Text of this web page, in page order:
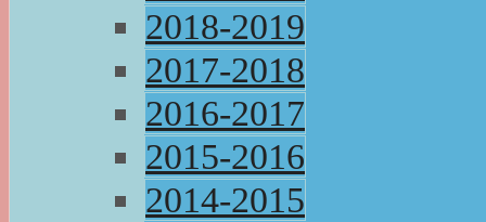
2018-2019
2017-2018
2016-2017
2015-2016
2014-2015